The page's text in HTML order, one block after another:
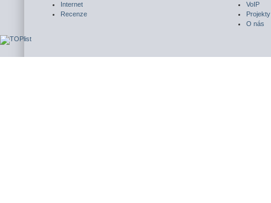
Internet
Recenze
VoIP
Projekty
O nás